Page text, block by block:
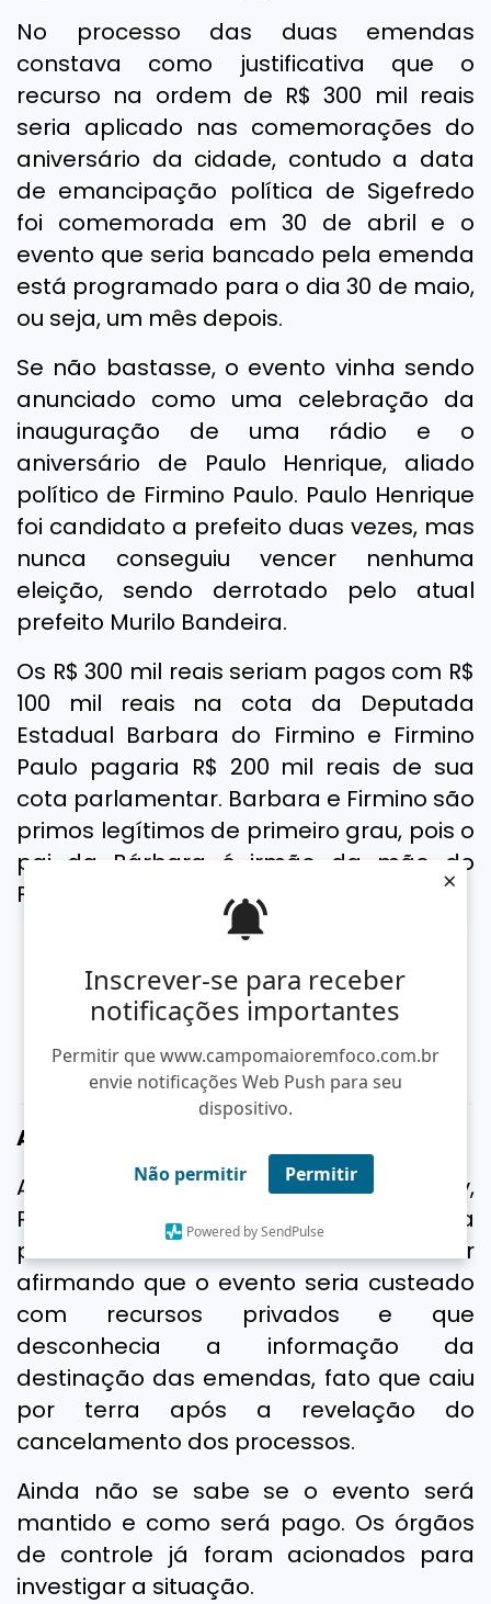
Inscrever-se para receber
notificações importantes
Permitir que www.campomaioremfoco.com.br
envie notificações Web Push para seu
dispositivo.
Não permitir Permitir
Powered by SendPulse
×
No processo das duas emendas
constava como justificativa que o
recurso na ordem de R$ 300 mil reais
seria aplicado nas comemorações do
aniversário da cidade, contudo a data
de emancipação política de Sigefredo
foi comemorada em 30 de abril e o
evento que seria bancado pela emenda
está programado para o dia 30 de maio,
ou seja, um mês depois.
Se não bastasse, o evento vinha sendo
anunciado como uma celebração da
inauguração de uma rádio e o
aniversário de Paulo Henrique, aliado
político de Firmino Paulo. Paulo Henrique
foi candidato a prefeito duas vezes, mas
nunca conseguiu vencer nenhuma
eleição, sendo derrotado pelo atual
prefeito Murilo Bandeira.
Os R$ 300 mil reais seriam pagos com R$
100 mil reais na cota da Deputada
Estadual Barbara do Firmino e Firmino
Paulo pagaria R$ 200 mil reais de sua
cota parlamentar. Barbara e Firmino são
primos legítimos de primeiro grau, pois o
pai da Bárbara é irmão da mãe do
Firmino Paulo.
A FESTA
Após a denúncia feita por Elvis Prasley,
Paulo Henrique e sua assessoria
passaram a atacar o comunicador
afirmando que o evento seria custeado
com recursos privados e que
desconhecia a informação da
destinação das emendas, fato que caiu
por terra após a revelação do
cancelamento dos processos.
Ainda não se sabe se o evento será
mantido e como será pago. Os órgãos
de controle já foram acionados para
investigar a situação.